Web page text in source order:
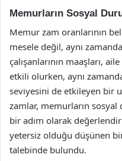
Memurların Sosyal
Memur zam oranlarının
mesele değil, aynı
çalışanlarının maaşları,
etkili olurken, aynı
seviyesini de etkileyen bir
zamlar, memurların
bir adım olarak
yetersiz olduğu düşünen
talebinde bulundu.